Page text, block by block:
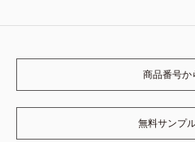
商品番号か
無料サンプ